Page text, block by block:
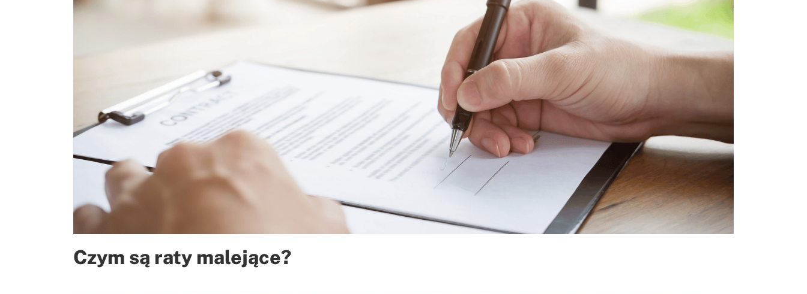
Czym są raty malejące?